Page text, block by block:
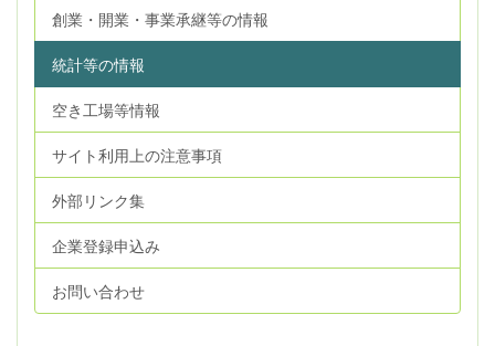
創業・開業・事業承継等の情報
統計等の情報
空き工場等情報
サイト利用上の注意事項
外部リンク集
企業登録申込み
お問い合わせ